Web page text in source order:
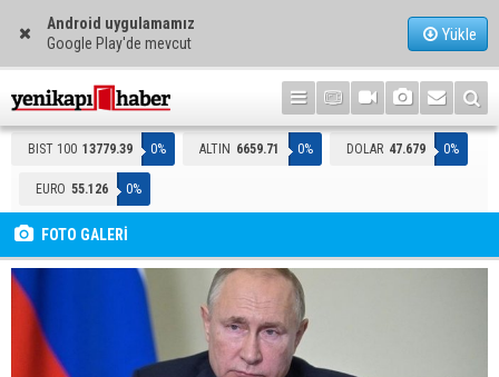
Android uygulamamız
Google Play'de mevcut
Yükle
BIST 100 13779.39 0% ALTIN 6659.71 0% DOLAR 47.679 0%
EURO 55.126 0%
FOTO GALERİ